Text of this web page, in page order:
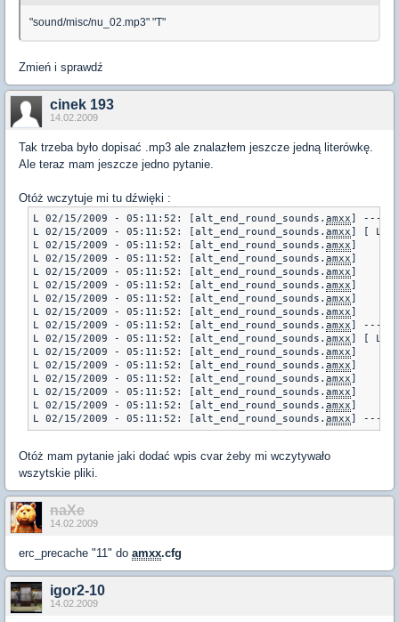
"sound/misc/nu_02.mp3" "T"
Zmień i sprawdź
cinek 193
14.02.2009
Tak trzeba było dopisać .mp3 ale znalazłem jeszcze jedną literówkę.
Ale teraz mam jeszcze jedno pytanie.
Otóż wczytuje mi tu dźwięki :
L 02/15/2009 - 05:11:52: [alt_end_round_sounds. amxx] ---
L 02/15/2009 - 05:11:52: [alt_end_round_sounds. amxx] [
L 02/15/2009 - 05:11:52: [alt_end_round_sounds. amxx]    -
L 02/15/2009 - 05:11:52: [alt_end_round_sounds. amxx]    -
L 02/15/2009 - 05:11:52: [alt_end_round_sounds. amxx]    -
L 02/15/2009 - 05:11:52: [alt_end_round_sounds. amxx]    -
L 02/15/2009 - 05:11:52: [alt_end_round_sounds. amxx]    -
L 02/15/2009 - 05:11:52: [alt_end_round_sounds. amxx]    -
L 02/15/2009 - 05:11:52: [alt_end_round_sounds. amxx] ---
L 02/15/2009 - 05:11:52: [alt_end_round_sounds. amxx] [
L 02/15/2009 - 05:11:52: [alt_end_round_sounds. amxx]    -
L 02/15/2009 - 05:11:52: [alt_end_round_sounds. amxx]    -
L 02/15/2009 - 05:11:52: [alt_end_round_sounds. amxx]    -
L 02/15/2009 - 05:11:52: [alt_end_round_sounds. amxx]    -
L 02/15/2009 - 05:11:52: [alt_end_round_sounds. amxx]    -
L 02/15/2009 - 05:11:52: [alt_end_round_sounds. amxx] ---
Otóż mam pytanie jaki dodać wpis cvar żeby mi wczytywało
wszytskie pliki.
naXe
14.02.2009
erc_precache "11" do amxx.cfg
igor2-10
14.02.2009